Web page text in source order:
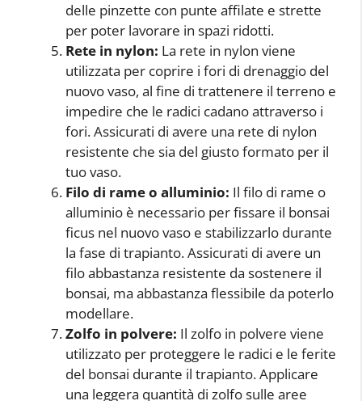
delle pinzette con punte affilate e strette
per poter lavorare in spazi ridotti.
Rete in nylon: La rete in nylon viene
utilizzata per coprire i fori di drenaggio del
nuovo vaso, al fine di trattenere il terreno e
impedire che le radici cadano attraverso i
fori. Assicurati di avere una rete di nylon
resistente che sia del giusto formato per il
tuo vaso.
Filo di rame o alluminio: Il filo di rame o
alluminio è necessario per fissare il bonsai
ficus nel nuovo vaso e stabilizzarlo durante
la fase di trapianto. Assicurati di avere un
filo abbastanza resistente da sostenere il
bonsai, ma abbastanza flessibile da poterlo
modellare.
Zolfo in polvere: Il zolfo in polvere viene
utilizzato per proteggere le radici e le ferite
del bonsai durante il trapianto. Applicare
una leggera quantità di zolfo sulle aree